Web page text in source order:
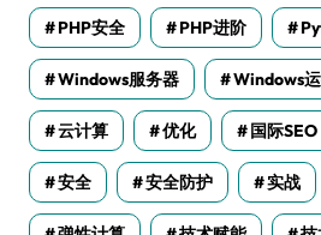
PHP安全 PHP进阶
Windows服务器 Windows
云计算 优化 国际SEO
安全 安全防护 实战